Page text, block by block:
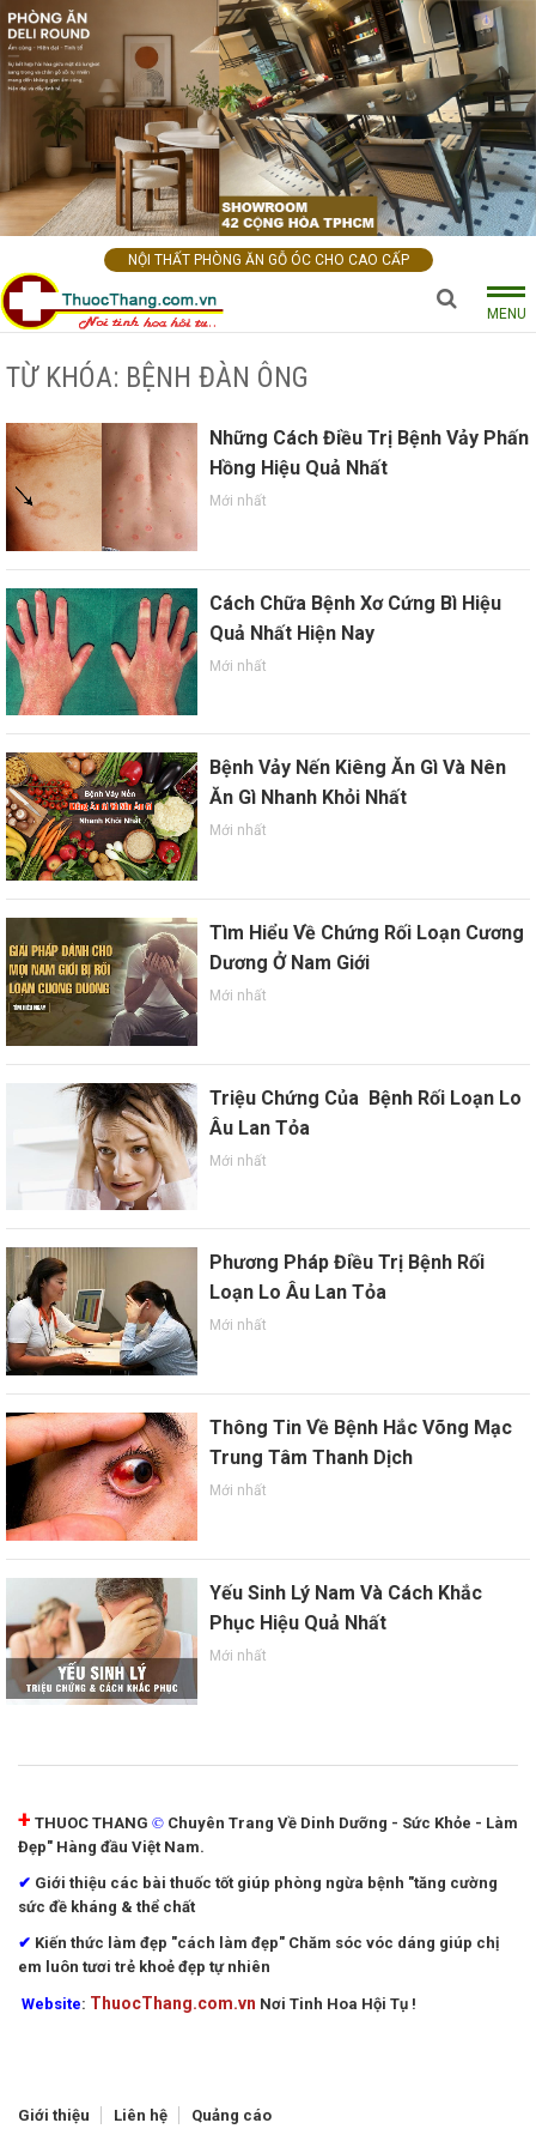
NỘI THẤT PHÒNG ĂN GỖ ÓC CHO CAO CẤP
MENU
TỪ KHÓA: BỆNH ĐÀN ÔNG
Những Cách Điều Trị Bệnh Vảy Phấn
Hồng Hiệu Quả Nhất
Mới nhất
Cách Chữa Bệnh Xơ Cứng Bì Hiệu
Quả Nhất Hiện Nay
Mới nhất
Bệnh Vảy Nến Kiêng Ăn Gì Và Nên
Ăn Gì Nhanh Khỏi Nhất
Mới nhất
Tìm Hiểu Về Chứng Rối Loạn Cương
Dương Ở Nam Giới
Mới nhất
Triệu Chứng Của Bệnh Rối Loạn Lo
Âu Lan Tỏa
Mới nhất
Phương Pháp Điều Trị Bệnh Rối
Loạn Lo Âu Lan Tỏa
Mới nhất
Thông Tin Về Bệnh Hắc Võng Mạc
Trung Tâm Thanh Dịch
Mới nhất
Yếu Sinh Lý Nam Và Cách Khắc
Phục Hiệu Quả Nhất
Mới nhất
+ THUOC THANG © Chuyên Trang Về Dinh Dưỡng - Sức Khỏe - Làm
Đẹp" Hàng đầu Việt Nam.
✔ Giới thiệu các bài thuốc tốt giúp phòng ngừa bệnh "tăng cường
sức đề kháng & thể chất
✔ Kiến thức làm đẹp "cách làm đẹp" Chăm sóc vóc dáng giúp chị
em luôn tươi trẻ khoẻ đẹp tự nhiên
Website: ThuocThang.com.vn Nơi Tinh Hoa Hội Tụ !
Giới thiệu Liên hệ Quảng cáo